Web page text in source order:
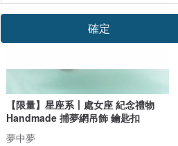
【限量】星座系丨處女座 紀念禮物
Handmade 捕夢網吊飾 鑰匙扣
夢中夢
確定